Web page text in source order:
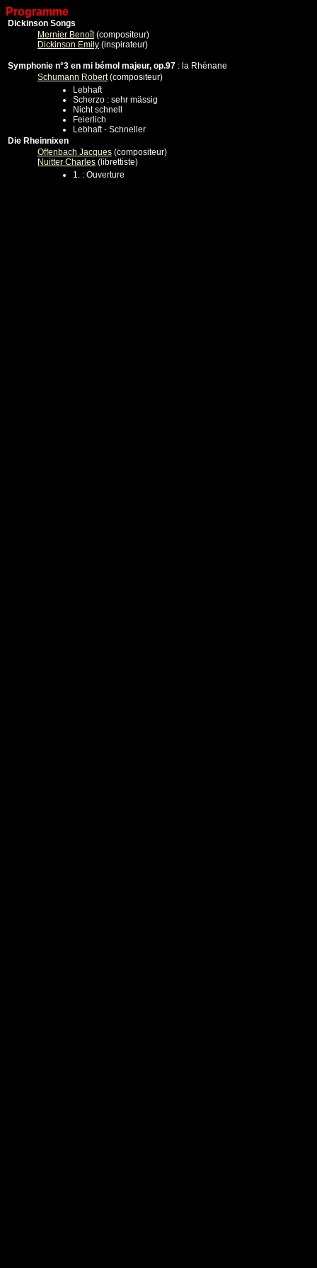
Programme
Dickinson Songs
Mernier Benoît(compositeur)
Dickinson Emily (inspirateur)
Symphonie n°3 en mi bémol majeur, op.97 : la Rhénane
Schumann Robert(compositeur)
Lebhaft
Scherzo : sehr mässig
Nicht schnell
Feierlich
Lebhaft - Schneller
Die Rheinnixen
Offenbach Jacques (compositeur)
Nuitter Charles (librettiste)
1. : Ouverture